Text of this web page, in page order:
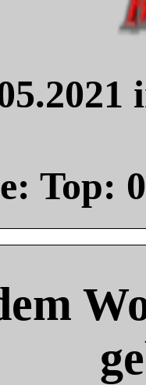
Top: 0